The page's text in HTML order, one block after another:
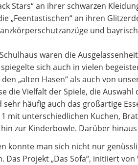
Stars“ an ihrer schwarzen
„Feentastischen“ an ihren
und
waren die
sich auch in vielen
„alten Hasen“ als auch von
die Vielfalt der Spiele, die
häufig auch das großartige
mit unterschiedlichen Kuchen,
zur Kinderbowle. Darüber hinaus
konnte man sich nicht nur
Das Projekt „Das Sofa“, initiiert